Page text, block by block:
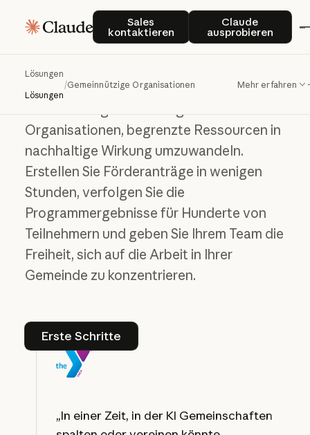
Sales
kontaktieren
Sales kontaktierenClaude
ausprobieren
Claude
Lösungen
Lösungen
/Gemeinnützige Organisationen Mehr erfahren
Beschleunigen Sie
die wichtigsten
Arbeiten
Organisationen, begrenzte Ressourcen in
nachhaltige Wirkung umzuwandeln.
Erstellen Sie Förderanträge in wenigen
Stunden, verfolgen Sie die
Programmergebnisse für Hunderte von
Teilnehmern und geben Sie Ihrem Team die
Freiheit, sich auf die Arbeit in Ihrer
Gemeinde zu konzentrieren.
Erste Schritte
Erste Schritte
„In einer Zeit, in der KI Gemeinschaften